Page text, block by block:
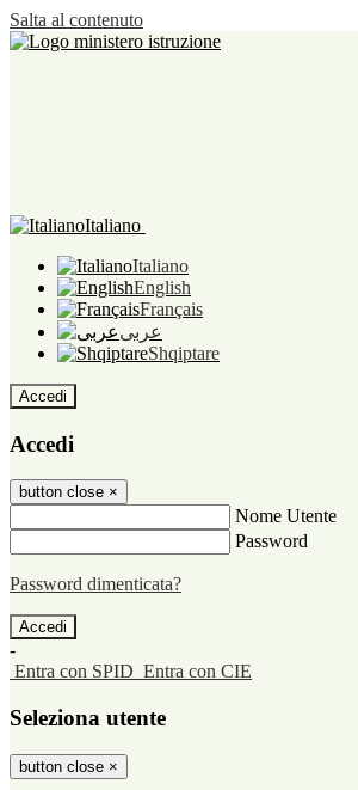
Salta al contenuto
Italiano
Italiano
English
Français
عربى
Shqiptare
Accedi
Accedi
button close ×
Nome Utente
Password
Password dimenticata?
-
Entra con SPID Entra con CIE
Seleziona utente
button close ×